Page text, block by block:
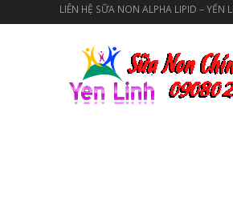
LIÊN HỆ SỮA NON ALPHA LIPID – YẾN
NEW IMAGE NEW ZEALAND
SỮA NON ALPHA LIPID CHÍNH HÃNG